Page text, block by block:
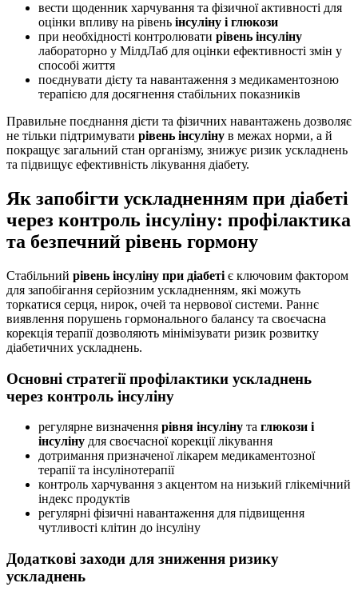
вести щоденник харчування та фізичної активності для
оцінки впливу на рівень інсуліну і глюкози
при необхідності контролювати рівень інсуліну
лабораторно у МілдЛаб для оцінки ефективності змін у
способі життя
поєднувати дієту та навантаження з медикаментозною
терапією для досягнення стабільних показників
Правильне поєднання дієти та фізичних навантажень дозволяє
не тільки підтримувати рівень інсуліну в межах норми, а й
покращує загальний стан організму, знижує ризик ускладнень
та підвищує ефективність лікування діабету.
Як запобігти ускладненням при діабеті
через контроль інсуліну: профілактика
та безпечний рівень гормону
Стабільний рівень інсуліну при діабеті є ключовим фактором
для запобігання серйозним ускладненням, які можуть
торкатися серця, нирок, очей та нервової системи. Раннє
виявлення порушень гормонального балансу та своєчасна
корекція терапії дозволяють мінімізувати ризик розвитку
діабетичних ускладнень.
Основні стратегії профілактики ускладнень
через контроль інсуліну
регулярне визначення рівня інсуліну та глюкози і
інсуліну для своєчасної корекції лікування
дотримання призначеної лікарем медикаментозної
терапії та інсулінотерапії
контроль харчування з акцентом на низький глікемічний
індекс продуктів
регулярні фізичні навантаження для підвищення
чутливості клітин до інсуліну
Додаткові заходи для зниження ризику
ускладнень